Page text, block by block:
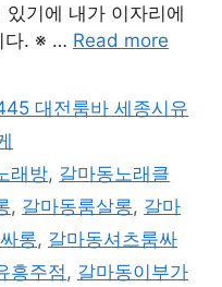
기에 내가 이자리에
다. ※ … Read more
대전룸바 세종시유
래방, 갈마동노래클
, 갈마동룸살롱, 갈마
롱, 갈마동셔츠룸싸
흥주점 , 갈마동이부가